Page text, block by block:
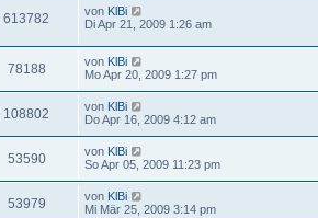
613782 von KlBi
Di Apr 21, 2009 1:26 am
78188 von KlBi
Mo Apr 20, 2009 1:27 pm
108802 von KlBi
Do Apr 16, 2009 4:12 am
53590 von KlBi
So Apr 05, 2009 11:23 pm
53979 von KlBi
Mi Mär 25, 2009 3:14 pm